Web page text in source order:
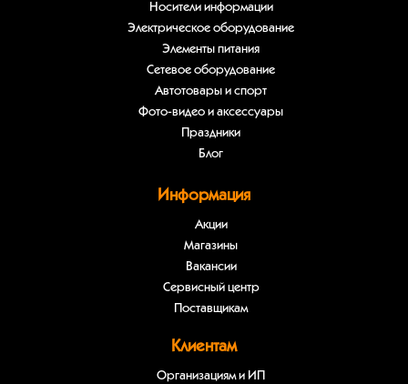
Носители информации
Электрическое оборудование
Элементы питания
Сетевое оборудование
Автотовары и спорт
Фото-видео и аксессуары
Праздники
Блог
Информация
Акции
Магазины
Вакансии
Сервисный центр
Поставщикам
Клиентам
Организациям и ИП